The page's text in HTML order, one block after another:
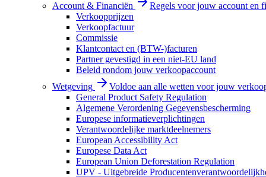
Account & Financiën
Regels voor jouw account en
Verkoopprijzen
Verkoopfactuur
Commissie
Klantcontact en (BTW-)facturen
Partner gevestigd in een niet-EU land
Beleid rondom jouw verkoopaccount
Wetgeving
Voldoe aan alle wetten voor jouw
General Product Safety Regulation
Algemene Verordening Gegevensbescherming
Europese informatieverplichtingen
Verantwoordelijke marktdeelnemers
European Accessibility Act
Europese Data Act
European Union Deforestation Regulation
UPV - Uitgebreide